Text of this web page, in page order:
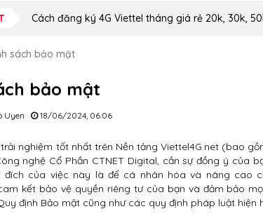
Cách đăng ký 4G Viettel tháng giá rẻ 20k, 30k,
sách bảo mật
bảo mật
Uyen 18/06/2024, 06:06
nghiệm tốt nhất trên Nền tảng Viettel4G.net (bao
nghệ Cổ Phần CTNET Digital, cần sự đồng ý của
đích của việc này là để cá nhân hóa và nâng cao
kết bảo vệ quyền riêng tư của bạn và đảm bảo
định Bảo mật cũng như các quy định pháp luật hiện